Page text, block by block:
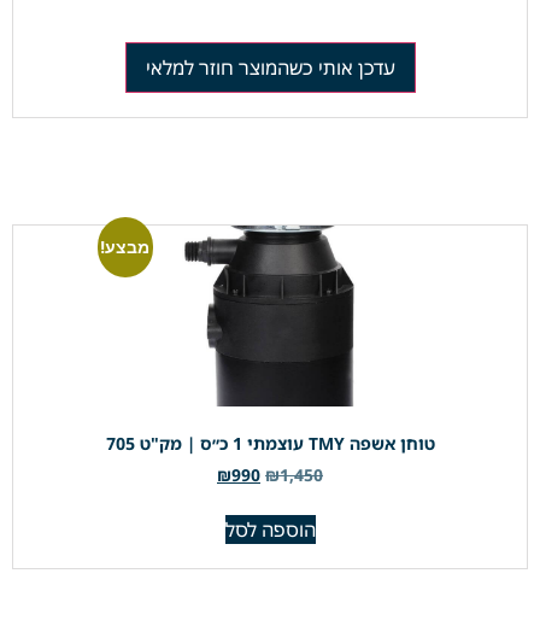
עדכן אותי כשהמוצר חוזר למלאי
מבצע!
טוחן אשפה TMY עוצמתי 1 כ״ס | מק"ט 705
₪1,450
₪990
הוספה לסל